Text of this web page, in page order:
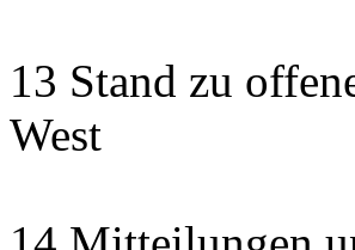
13 Stand zu
West